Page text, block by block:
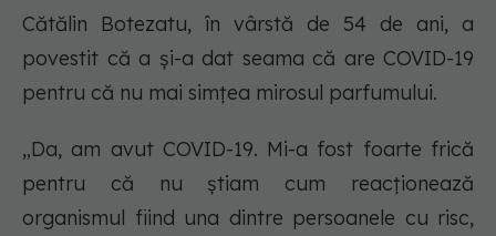
Cătălin Botezatu, în vârstă de 54 de ani, a
povestit că a și-a dat seama că are COVID-19
pentru că nu mai simțea mirosul parfumului.
„Da, am avut COVID-19. Mi-a fost foarte frică
pentru că nu știam cum reacționează
organismul fiind una dintre persoanele cu risc,